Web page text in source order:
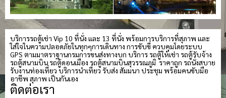
บริการรถตู้เช่า Vip 10 ที่นั่ง และ 13 ที่นั่ง พร้อมการบริการที่สุภาพ และ
ใส่ใจในความปลอดภัยในทุกๆการเดินทาง การขับขี่ ควบคุมโดยระบบ
GPS ตามมาตราฐานกรมการขนส่งทางบก บริการ รถตู้ให้เช่า รถตู้รับจ้าง
รถตู้สนามบิน รถตู้ดอนเมือง รถตู้สนามบินสุวรรณภูมิ ราคาถูก รถนั่งสบาย
รับงานท่องเที่ยว บริการนำเที่ยว รับส่ง สัมมนา ประชุม พร้อมคนขับมือ
อาชีพ สุภาพ เป็นกันเอง
ติดต่อเรา